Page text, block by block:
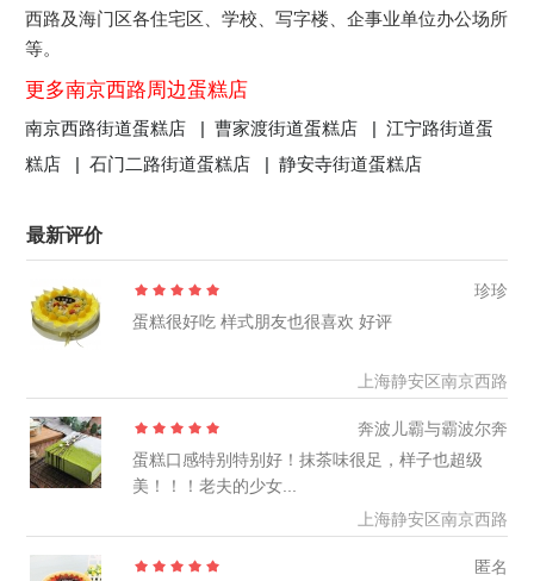
西路及海门区各住宅区、学校、写字楼、企事业单位办公场所
等。
更多南京西路周边蛋糕店
南京西路街道蛋糕店 |曹家渡街道蛋糕店 |江宁路街道蛋
糕店 |石门二路街道蛋糕店 |静安寺街道蛋糕店
最新评价
珍珍
蛋糕很好吃 样式朋友也很喜欢 好评
上海静安区南京西路
奔波儿霸与霸波尔奔
蛋糕口感特别特别好！抹茶味很足，样子也超级
美！！！老夫的少女...
上海静安区南京西路
匿名